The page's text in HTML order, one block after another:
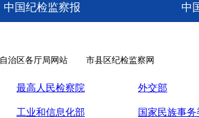
中国纪检监察报 中
自治区各厅局网站 市县区纪检监察网
最高人民检察院 外交部
工业和信息化部 国家民族事务